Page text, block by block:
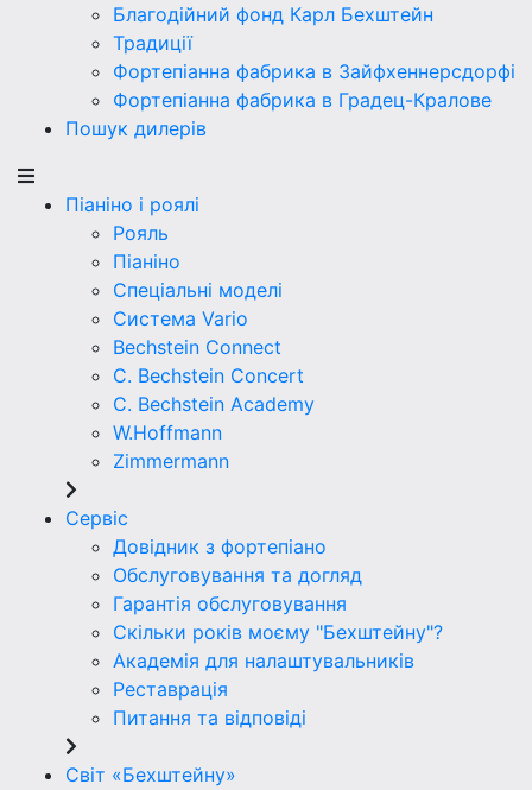
Благодійний фонд Карл Бехштейн
Традиції
Фортепіанна фабрика в Зайфхеннерсдорфi
Фортепіанна фабрика в Градец-Кралове
Пошук дилерів
Піаніно і роялі
Рояль
Піаніно
Спеціальні моделі
Система Vario
Bechstein Connect
C. Bechstein Concert
C. Bechstein Academy
W.Hoffmann
Zimmermann
Сервіс
Довідник з фортепіано
Обслуговування та догляд
Гарантія обслуговування
Скільки років моєму "Бехштейну"?
Академія для налаштувальників
Реставрація
Питання та відповіді
Світ «Бехштейну»